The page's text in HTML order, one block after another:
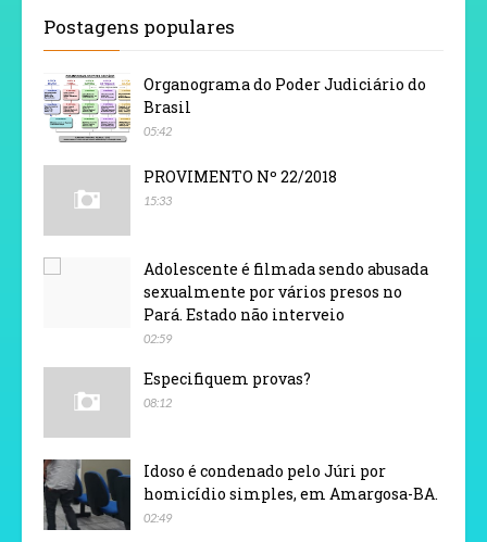
Postagens populares
Organograma do Poder Judiciário do
Brasil
05:42
PROVIMENTO Nº 22/2018
15:33
Adolescente é filmada sendo abusada
sexualmente por vários presos no
Pará. Estado não interveio
02:59
Especifiquem provas?
08:12
Idoso é condenado pelo Júri por
homicídio simples, em Amargosa-BA.
02:49